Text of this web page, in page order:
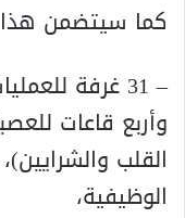
كما سيتضمن
وأربع قاعات
الوظيفية،